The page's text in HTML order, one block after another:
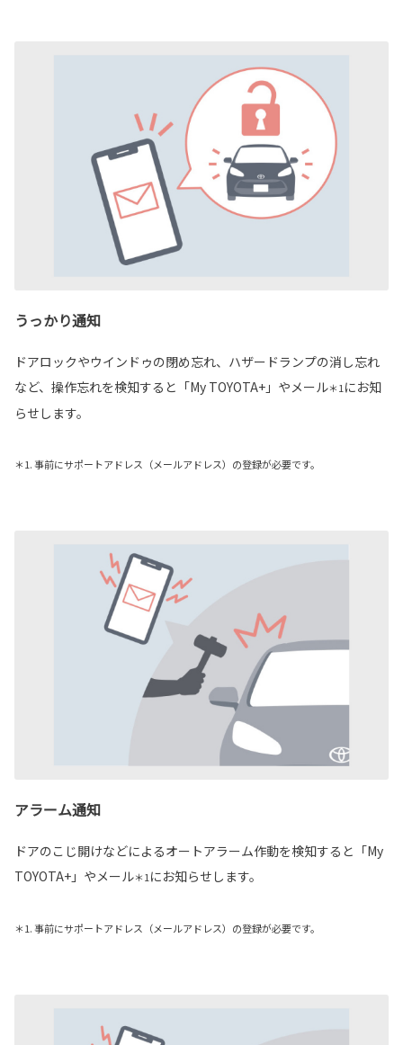
うっかり通知
ドアロックやウインドゥの閉め忘れ、ハザードランプの消し忘れ
など、操作忘れを検知すると「My TOYOTA+」やメール＊1 にお知
らせします。
＊1. 事前にサポートアドレス（メールアドレス）の登録が必要です。
アラーム通知
ドアのこじ開けなどによるオートアラーム作動を検知すると「My
TOYOTA+」やメール＊1にお知らせします。
＊1. 事前にサポートアドレス（メールアドレス）の登録が必要です。